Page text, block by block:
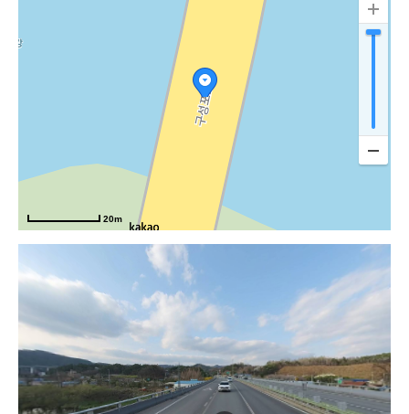
20m
설악로